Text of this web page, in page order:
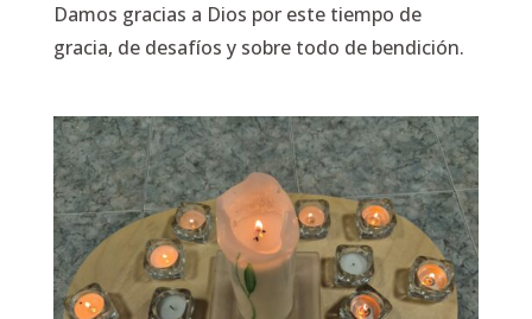
Damos gracias a Dios por este tiempo de
gracia, de desafíos y sobre todo de bendición.